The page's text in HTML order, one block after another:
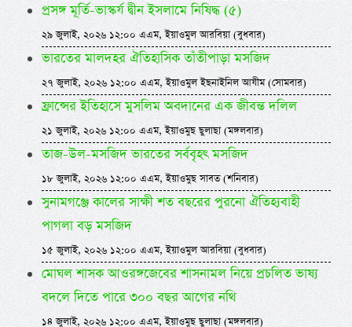
প্রসঙ্গ মূর্তি-ভাস্কর্য দ্বীন ইসলামে নিষিদ্ধ (৫)
২৯ জুলাই, ২০২৬ ১২:০০ এএম, ইয়াওমুল আরবিয়া (বুধবার)
ভারতের মালদহর ঐতিহাসিক তাঁতীপাড়া মসজিদ
২৭ জুলাই, ২০২৬ ১২:০০ এএম, ইয়াওমুল ইছনাইনিল আযীম (সোমবার)
ফ্রান্সের ইতিহাসে মুসলিম অবদানের এক জীবন্ত দলিল
২১ জুলাই, ২০২৬ ১২:০০ এএম, ইয়াওমুছ ছুলাছা (মঙ্গলবার)
তাজ-উল-মসজিদ ভারতের সর্ববৃহৎ মসজিদ
১৮ জুলাই, ২০২৬ ১২:০০ এএম, ইয়াওমুছ সাবত (শনিবার)
সুনামগঞ্জে কালের সাক্ষী শত বছরের পুরনো ঐতিহ্যবাহী
পাগলা বড় মসজিদ
১৫ জুলাই, ২০২৬ ১২:০০ এএম, ইয়াওমুল আরবিয়া (বুধবার)
মোঘল শাসক আওরঙ্গজেবের শাসনামল নিয়ে প্রচলিত ভাষ্য
বদলে দিতে পারে ৩০০ বছর আগের নথি
১৪ জুলাই, ২০২৬ ১২:০০ এএম, ইয়াওমুছ ছুলাছা (মঙ্গলবার)